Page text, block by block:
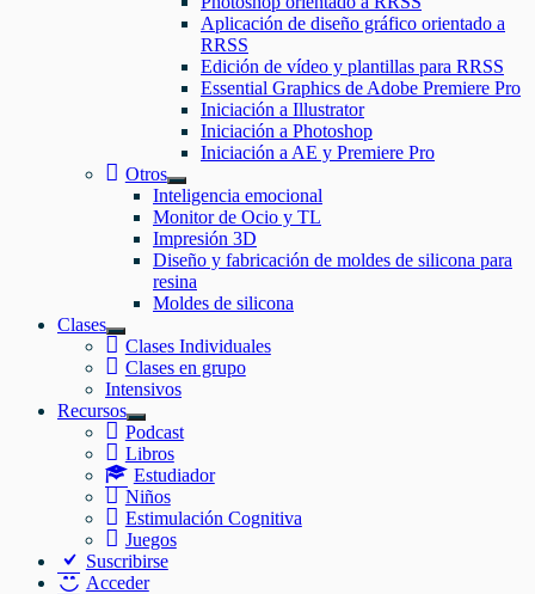
el
submenú
Aplicación de diseño gráfico orientado a
RRSS
Edición de vídeo y plantillas para RRSS
Essential Graphics de Adobe Premiere Pro
Iniciación a Illustrator
Iniciación a Photoshop
Iniciación a AE y Premiere Pro
Otros
Mostrar
el
submenú
Inteligencia emocional
Monitor de Ocio y TL
Impresión 3D
Diseño y fabricación de moldes de silicona para
resina
Moldes de silicona
Clases
Mostrar
el
submenú
Clases Individuales
Clases en grupo
Intensivos
Recursos
Mostrar
el
submenú
Podcast
Libros
Estudiador
Niños
Estimulación Cognitiva
Juegos
Suscribirse
Acceder